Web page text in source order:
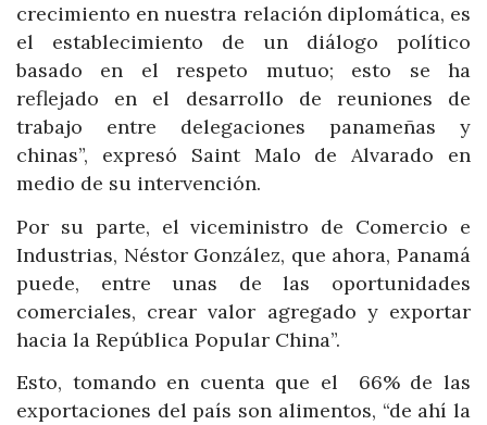
crecimiento en nuestra relación diplomática, es
el establecimiento de un diálogo político
basado en el respeto mutuo; esto se ha
reflejado en el desarrollo de reuniones de
trabajo entre delegaciones panameñas y
chinas”, expresó Saint Malo de Alvarado en
medio de su intervención.
Por su parte, el viceministro de Comercio e
Industrias, Néstor González, que ahora, Panamá
puede, entre unas de las oportunidades
comerciales, crear valor agregado y exportar
hacia la República Popular China”.
Esto, tomando en cuenta que el 66% de las
exportaciones del país son alimentos, “de ahí la